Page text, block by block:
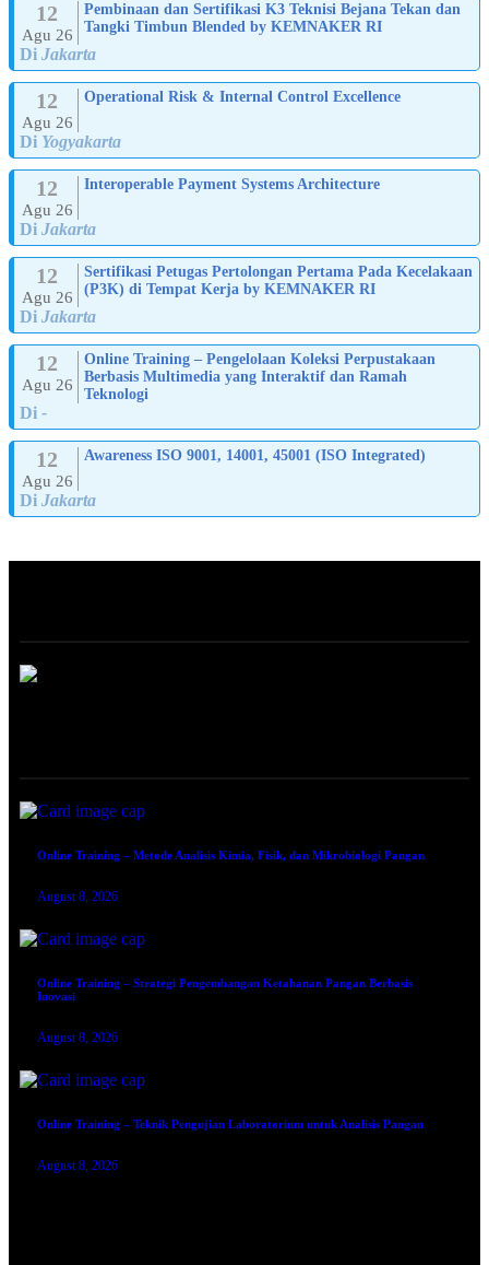
12
Agu 26
Pembinaan dan Sertifikasi K3 Teknisi Bejana Tekan dan
Tangki Timbun Blended by KEMNAKER RI
Di Jakarta
12
Agu 26
Operational Risk & Internal Control Excellence
Di Yogyakarta
12
Agu 26
Interoperable Payment Systems Architecture
Di Jakarta
12
Agu 26
Sertifikasi Petugas Pertolongan Pertama Pada Kecelakaan
(P3K) di Tempat Kerja by KEMNAKER RI
Di Jakarta
12
Agu 26
Online Training – Pengelolaan Koleksi Perpustakaan
Berbasis Multimedia yang Interaktif dan Ramah
Teknologi
Di -
12
Agu 26
Awareness ISO 9001, 14001, 45001 (ISO Integrated)
Di Jakarta
Online Training – Metode Analisis Kimia, Fisik, dan Mikrobiologi Pangan
August 8, 2026
Online Training – Strategi Pengembangan Ketahanan Pangan Berbasis
Inovasi
August 8, 2026
Online Training – Teknik Pengujian Laboratorium untuk Analisis Pangan
August 8, 2026